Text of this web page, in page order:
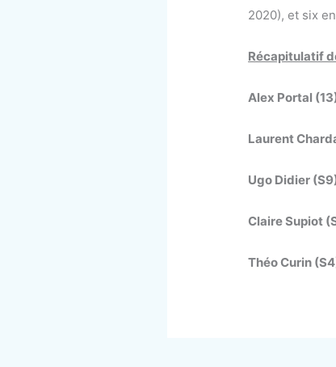
2020), et six
Récapitulatif
Alex Portal
Laurent
Ugo Didier
Claire Supiot
Théo Curin